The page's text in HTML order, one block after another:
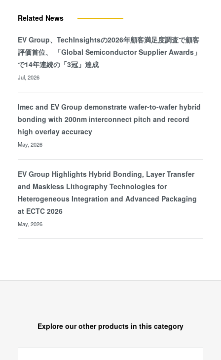
Related News
EV Group、TechInsightsの2026年顧客満足度調査で顧客
評価首位、 「Global Semiconductor Supplier Awards」
で14年連続の「3冠」達成
Jul, 2026
Imec and EV Group demonstrate wafer-to-wafer hybrid
bonding with 200nm interconnect pitch and record
high overlay accuracy
May, 2026
EV Group Highlights Hybrid Bonding, Layer Transfer
and Maskless Lithography Technologies for
Heterogeneous Integration and Advanced Packaging
at ECTC 2026
May, 2026
Explore our other products in this category